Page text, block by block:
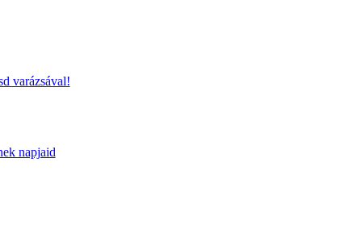
varázsával!
napjaid